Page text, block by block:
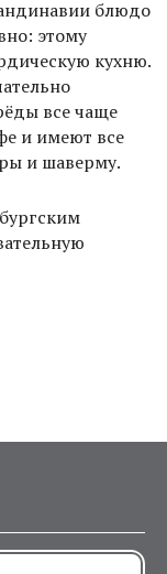
блюдо
этому
кухню.
все чаще
и имеют все
и шаверму.